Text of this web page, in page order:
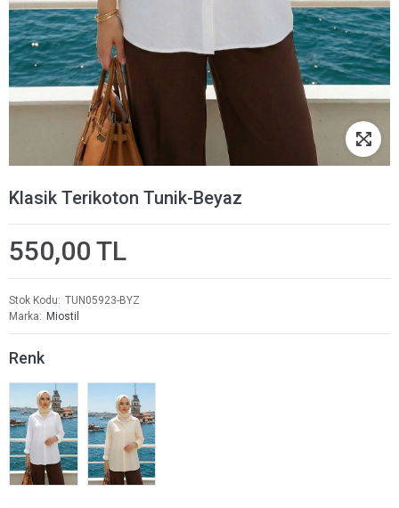
Klasik Terikoton Tunik-Beyaz
550,00 TL
Stok Kodu
TUN05923-BYZ
Marka
Miostil
Renk